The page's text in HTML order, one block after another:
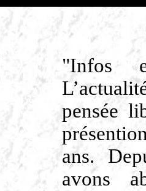
Infos
pensée
ans.
avons